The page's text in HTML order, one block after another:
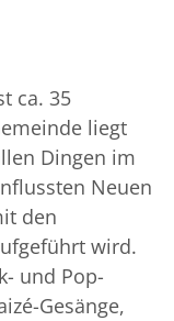
ca. 35
liegt
Dingen im
Neuen
den
wird.
und Pop-
Gesänge,